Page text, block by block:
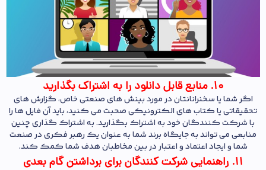
10. منابع قابل دانلود را به اشتراک بگذارید
اگر شما یا سخنرانانتان در مورد بینش های صنعتی خاص، گزارش های
تحقیقاتی یا کتاب های الکترونیکی صحبت می کنید، باید آن فایل ها را
با شرکت کنندگان خود به اشتراک بگذارید. به اشتراک گذاری چنین
منابعی می تواند به جایگاه برند شما به عنوان یک رهبر فکری در صنعت
شما و ایجاد اعتماد و اعتبار در بین مخاطبان هدف شما کمک کند.
11. راهنمایی شرکت کنندگان برای برداشتن گام بعدی